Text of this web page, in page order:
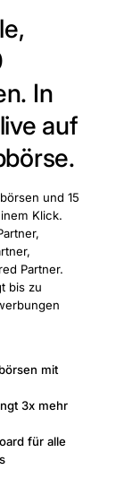
In
auf
und 15
Klick.
Partner.
bis zu
mit
3x mehr
für alle